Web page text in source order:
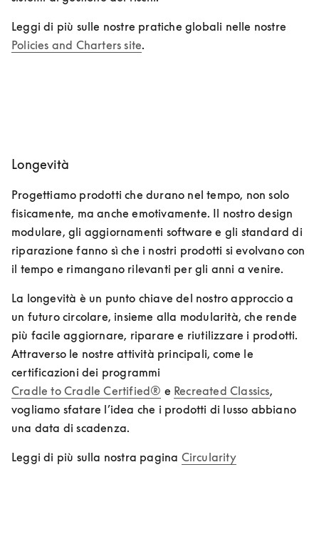
Leggi di più sulle nostre pratiche globali nelle nostre
Policies and Charters site.
Longevità
Progettiamo prodotti che durano nel tempo, non solo
fisicamente, ma anche emotivamente. Il nostro design
modulare, gli aggiornamenti software e gli standard di
riparazione fanno sì che i nostri prodotti si evolvano con
il tempo e rimangano rilevanti per gli anni a venire.
La longevità è un punto chiave del nostro approccio a
un futuro circolare, insieme alla modularità, che rende
più facile aggiornare, riparare e riutilizzare i prodotti.
Attraverso le nostre attività principali, come le
certificazioni dei programmi
Cradle to Cradle Certified® e Recreated Classics,
vogliamo sfatare l’idea che i prodotti di lusso abbiano
una data di scadenza.
Leggi di più sulla nostra pagina Circularity